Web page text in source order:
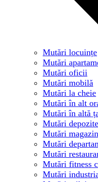
Mutări locuințe
Mutări
Mutări oficii
Mutări mobilă
Mutări la cheie
Mutări în alt
Mutări în altă
Mutări depozite
Mutări
Mutări
Mutări
Mutări fitness
Mutări